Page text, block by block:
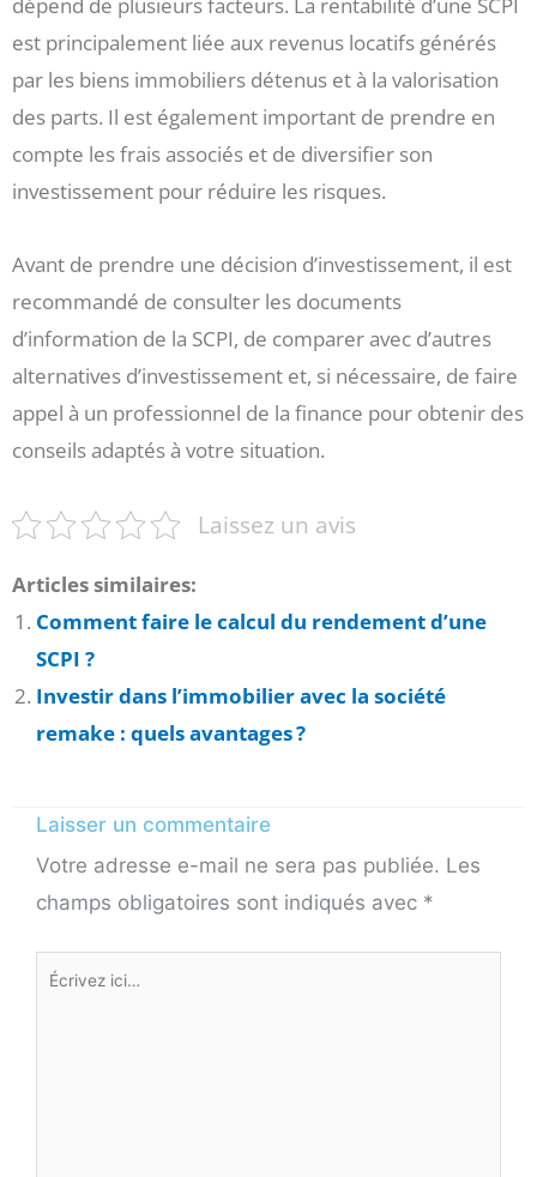
est principalement liée aux revenus locatifs générés
par les biens immobiliers détenus et à la valorisation
des parts. Il est également important de prendre en
compte les frais associés et de diversifier son
investissement pour réduire les risques.
Avant de prendre une décision d’investissement, il est
recommandé de consulter les documents
d’information de la SCPI, de comparer avec d’autres
alternatives d’investissement et, si nécessaire, de faire
appel à un professionnel de la finance pour obtenir des
conseils adaptés à votre situation.
Laissez un avis
Articles similaires:
Comment faire le calcul du rendement d’une
SCPI ?
Investir dans l’immobilier avec la société
remake : quels avantages ?
Laisser un commentaire
Votre adresse e-mail ne sera pas publiée. Les
champs obligatoires sont indiqués avec *
Écrivez